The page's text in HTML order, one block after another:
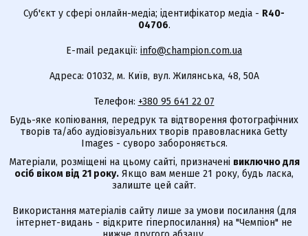
Суб'єкт у сфері онлайн-медіа; ідентифікатор медіа - R40-
04706.
E-mail редакції: info@champion.com.ua
Адреса: 01032, м. Київ, вул. Жилянська, 48, 50А
Телефон: +380 95 641 22 07
Будь-яке копіювання, передрук та відтворення фотографічних
творів та/або аудіовізуальних творів правовласника Getty
Images - суворо забороняється.
Матеріали, розміщені на цьому сайті, призначені виключно для
осіб віком від 21 року. Якщо вам менше 21 року, будь ласка,
залиште цей сайт.
Використання матеріалів сайту лише за умови посилання (для
інтернет-видань - відкрите гіперпосилання) на "Чемпіон" не